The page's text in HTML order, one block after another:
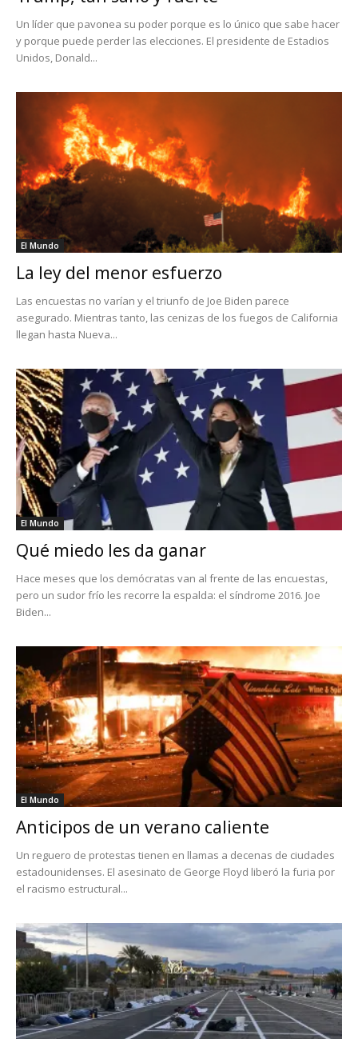
Un líder que pavonea su poder porque es lo único que sabe hacer
y porque puede perder las elecciones. El presidente de Estadios
Unidos, Donald...
El Mundo
La ley del menor esfuerzo
Las encuestas no varían y el triunfo de Joe Biden parece
asegurado. Mientras tanto, las cenizas de los fuegos de California
llegan hasta Nueva...
El Mundo
Qué miedo les da ganar
Hace meses que los demócratas van al frente de las encuestas,
pero un sudor frío les recorre la espalda: el síndrome 2016. Joe
Biden...
El Mundo
Anticipos de un verano caliente
Un reguero de protestas tienen en llamas a decenas de ciudades
estadounidenses. El asesinato de George Floyd liberó la furia por
el racismo estructural...